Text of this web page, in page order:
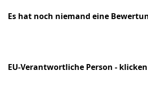
Es hat noch niemand eine
EU-Verantwortliche Person -